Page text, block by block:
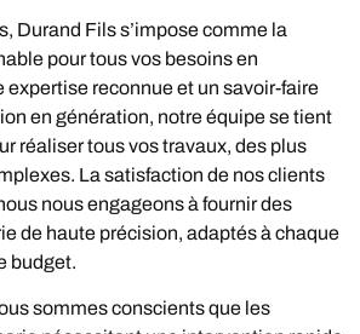
Durand Fils s’impose comme la
pour tous vos besoins en
expertise reconnue et un savoir-faire
en génération, notre équipe se tient
réaliser tous vos travaux, des plus
La satisfaction de nos clients
nous engageons à fournir des
de haute précision, adaptés à chaque
budget.
sommes conscients que les